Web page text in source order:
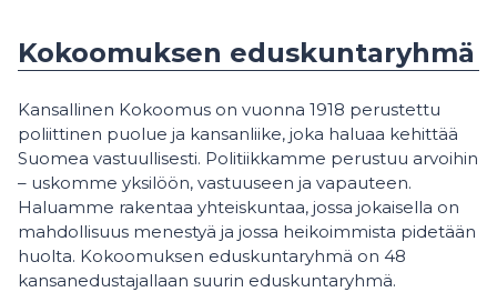
Kokoomuksen eduskuntaryhmä
Kansallinen Kokoomus on vuonna 1918 perustettu
poliittinen puolue ja kansanliike, joka haluaa kehittää
Suomea vastuullisesti. Politiikkamme perustuu arvoihin
– uskomme yksilöön, vastuuseen ja vapauteen.
Haluamme rakentaa yhteiskuntaa, jossa jokaisella on
mahdollisuus menestyä ja jossa heikoimmista pidetään
huolta. Kokoomuksen eduskuntaryhmä on 48
kansanedustajallaan suurin eduskuntaryhmä.